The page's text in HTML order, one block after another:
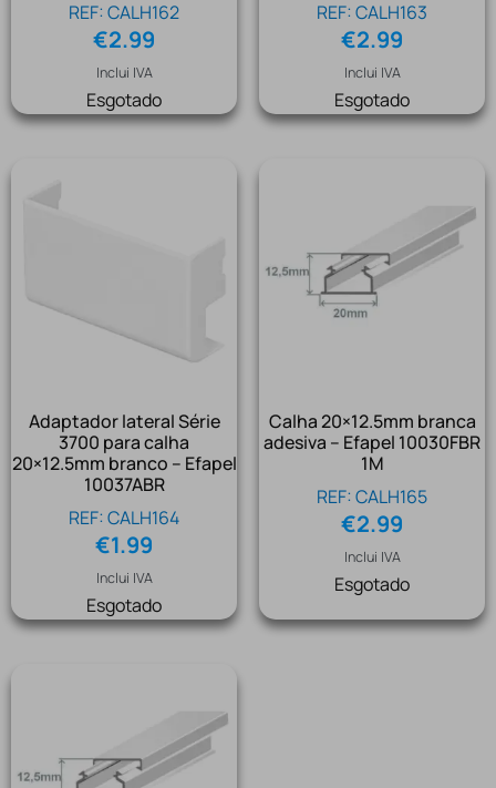
REF: CALH162
€2.99
Inclui IVA
Esgotado
REF: CALH163
€2.99
Inclui IVA
Esgotado
Adaptador lateral Série
3700 para calha
20×12.5mm branco – Efapel
10037ABR
REF: CALH164
€1.99
Inclui IVA
Esgotado
Calha 20×12.5mm branca
adesiva – Efapel 10030FBR
1M
REF: CALH165
€2.99
Inclui IVA
Esgotado